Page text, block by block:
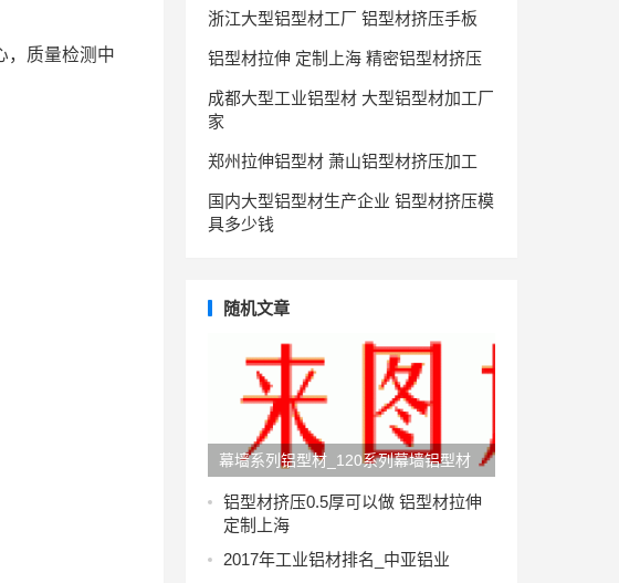
，质量检测中
浙江大型铝型材工厂 铝型材挤压手板
铝型材拉伸 定制上海 精密铝型材挤压
成都大型工业铝型材 大型铝型材加工厂
家
郑州拉伸铝型材 萧山铝型材挤压加工
国内大型铝型材生产企业 铝型材挤压模
具多少钱
随机文章
幕墙系列铝型材_120系列幕墙铝型材
规格
铝型材挤压0.5厚可以做 铝型材拉伸
定制上海
2017年工业铝材排名_中亚铝业